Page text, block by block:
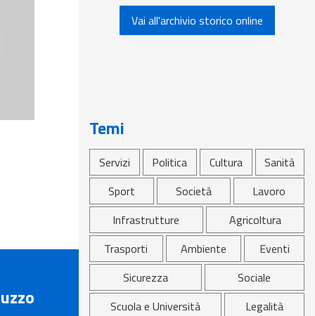
Vai all'archivio storico online
Temi
Servizi Politica Cultura
Sanità
Sport
Società
Lavoro
Infrastrutture
Agricoltura
Trasporti
Ambiente
Eventi
Sicurezza
Sociale
Scuola e Università
Legalità